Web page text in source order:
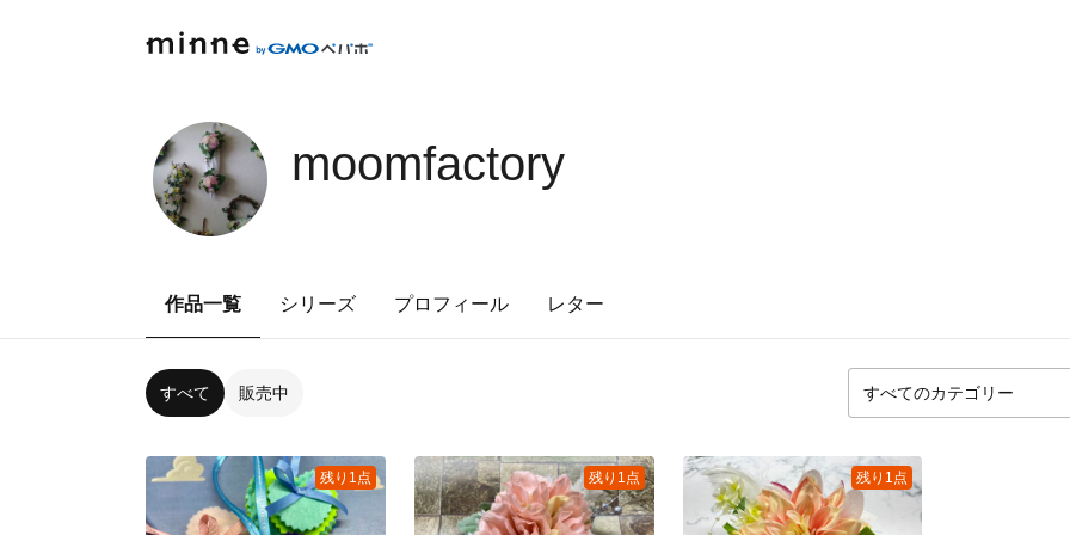
moomfactory
作品一覧 シリーズ プロフィール レター
すべて 販売中
残り1点 残り1点 残り1点